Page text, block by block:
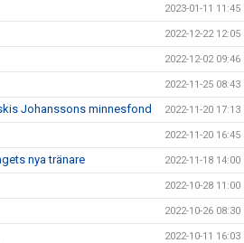
2023-01-11 11:45
2022-12-22 12:05
2022-12-02 09:46
2022-11-25 08:43
Johanssons minnesfond 2022-11-20 17:13
2022-11-20 16:45
nya tränare 2022-11-18 14:00
2022-10-28 11:00
2022-10-26 08:30
2022-10-11 16:03